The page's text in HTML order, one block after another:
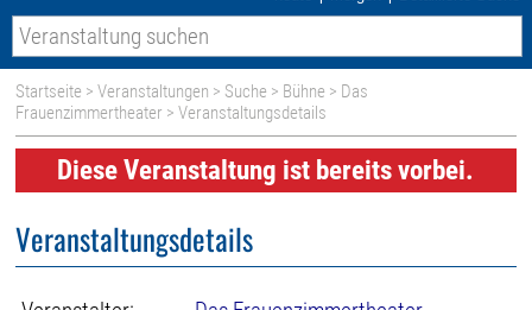
Startseite >Veranstaltungen > Suche > Bühne > Das
Frauenzimmertheater > Veranstaltungsdetails
Diese Veranstaltung ist bereits vorbei.
Veranstaltungsdetails